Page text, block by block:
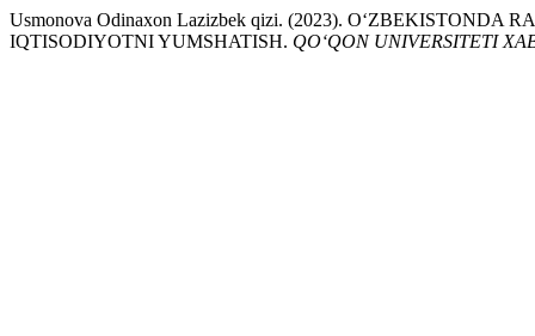
Usmonova Odinaxon Lazizbek qizi. (2023).
IQTISODIYOTNI YUMSHATISH. QO‘QON UNIVERSITETI